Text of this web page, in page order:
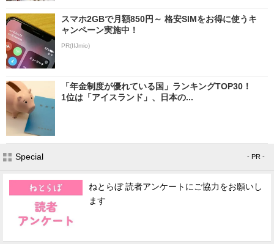
スマホ2GBで月額850円～ 格安SIMをお得に使うキ
ャンペーン実施中！
PR(IIJmio)
「年金制度が優れている国」ランキングTOP30！
1位は「アイスランド」、日本の...
Special - PR -
ねとらぼ 読者アンケートにご協力をお願いし
ます